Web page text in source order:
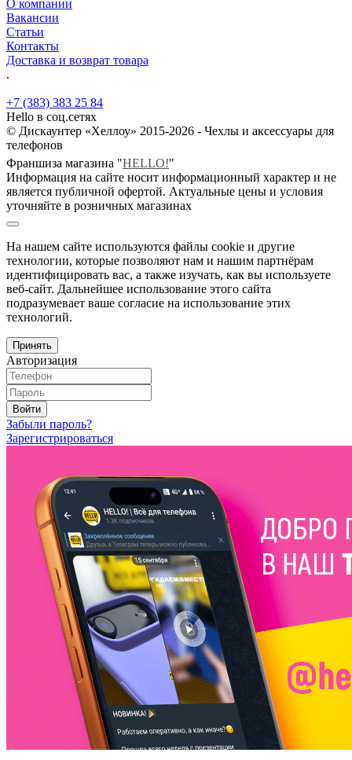
О компании
Вакансии
Статьи
Контакты
Доставка и возврат товара
.
+7 (383) 383 25 84
Hello в соц.сетях
© Дискаунтер «Хеллоу» 2015-2026 - Чехлы и аксессуары для
телефонов
Франшиза магазина "HELLO!"
Информация на сайте носит информационный характер и не
является публичной офертой. Актуальные цены и условия
уточняйте в розничных магазинах
На нашем сайте используются файлы cookie и другие
технологии, которые позволяют нам и нашим партнёрам
идентифицировать вас, а также изучать, как вы используете
веб-сайт. Дальнейшее использование этого сайта
подразумевает ваше согласие на использование этих
технологий.
Принять
Авторизация
Войти
Забыли пароль?
Зарегистрироваться